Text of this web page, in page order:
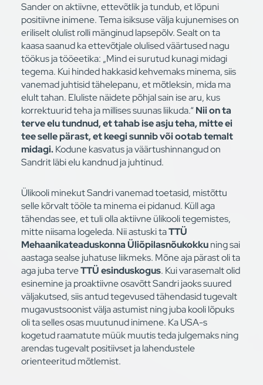
Sander on aktiivne, ettevõtlik ja tundub, et lõpuni
positiivne inimene. Tema isiksuse välja kujunemises on
eriliselt olulist rolli mänginud lapsepõlv. Sealt on ta
kaasa saanud ka ettevõtjale olulised väärtused nagu
töökus ja tööeetika: „Mind ei surutud kunagi midagi
tegema. Kui hinded hakkasid kehvemaks minema, siis
vanemad juhtisid tähelepanu, et mõtleksin, mida ma
elult tahan. Eluliste näidete põhjal sain ise aru, kus
korrektuurid teha ja millises suunas liikuda.“Nii on ta
terve elu tundnud, et tahab ise asju teha, mitte ei
tee selle pärast, et keegi sunnib või ootab temalt
midagi.Kodune kasvatus ja väärtushinnangud on
Sandrit läbi elu kandnud ja juhtinud.
Ülikooli minekut Sandri vanemad toetasid, mistõttu
selle kõrvalt tööle ta minema ei pidanud. Küll aga
tähendas see, et tuli olla aktiivne ülikooli tegemistes,
mitte niisama logeleda. Nii astuski taTTÜ
Mehaanikateaduskonna Üliõpilasnõukokkuning sai
aastaga sealse juhatuse liikmeks. Mõne aja pärast oli ta
aga juba terveTTÜ esinduskogus. Kui varasemalt olid
esinemine ja proaktiivne osavõtt Sandri jaoks suured
väljakutsed, siis antud tegevused tähendasid tugevalt
mugavustsoonist välja astumist ning juba kooli lõpuks
oli ta selles osas muutunud inimene. Ka USA-s
kogetud raamatute müük muutis teda julgemaks ning
arendas tugevalt positiivset ja lahendustele
orienteeritud mõtlemist.